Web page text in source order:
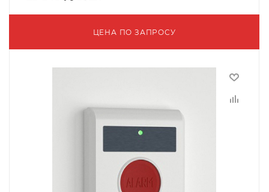
ЦЕНА ПО ЗАПРОСУ